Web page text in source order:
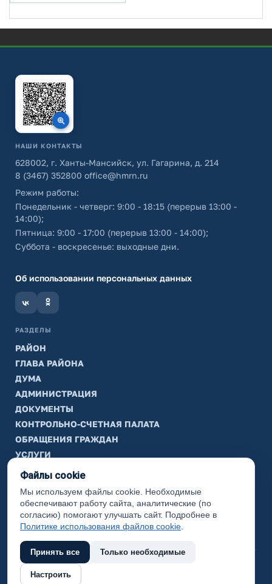
НАШИ КОНТАКТЫ
628002, г. Ханты-Мансийск, ул. Гагарина, д. 214
8 (3467) 352800 office@hmrn.ru
Режим работы:
Понедельник - четверг: 9:00 - 18:15 (перерыв 13:00 -
14:00);
Пятница: 9:00 - 17:00 (перерыв 13:00 - 14:00);
Суббота - воскресенье: выходные дни.
Об использовании персональных данных
РАЗДЕЛЫ
РАЙОН
ГЛАВА РАЙОНА
ДУМА
АДМИНИСТРАЦИЯ
ДОКУМЕНТЫ
КОНТРОЛЬНО-СЧЕТНАЯ ПАЛАТА
ОБРАЩЕНИЯ ГРАЖДАН
УСЛУГИ
ТИК
ИНФОРМАЦИЯ
Законодательная карта
Карта сайта
(с) 2017 Ханты-Мансийский район, официальный сайт
администрации
Файлы cookie
Мы используем файлы cookie. Необходимые
обеспечивают работу сайта, аналитические (по
согласию) помогают улучшать сайт. Подробнее в
Политике использования файлов cookie
Принять все Только необходимые
Настроить